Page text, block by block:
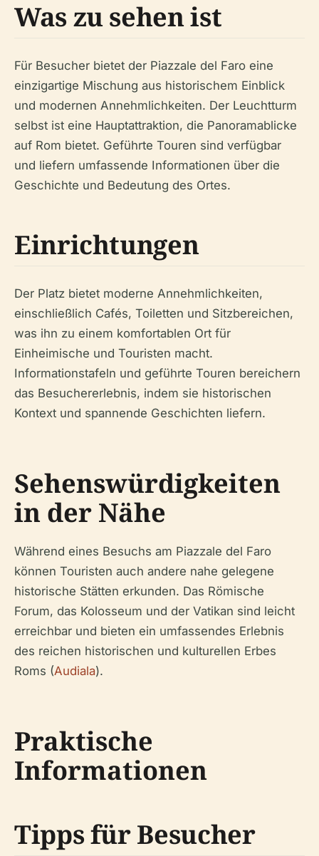
Was zu sehen ist
Für Besucher bietet der Piazzale del Faro eine
einzigartige Mischung aus historischem Einblick
und modernen Annehmlichkeiten. Der Leuchtturm
selbst ist eine Hauptattraktion, die Panoramablicke
auf Rom bietet. Geführte Touren sind verfügbar
und liefern umfassende Informationen über die
Geschichte und Bedeutung des Ortes.
Einrichtungen
Der Platz bietet moderne Annehmlichkeiten,
einschließlich Cafés, Toiletten und Sitzbereichen,
was ihn zu einem komfortablen Ort für
Einheimische und Touristen macht.
Informationstafeln und geführte Touren bereichern
das Besuchererlebnis, indem sie historischen
Kontext und spannende Geschichten liefern.
Sehenswürdigkeiten
in der Nähe
Während eines Besuchs am Piazzale del Faro
können Touristen auch andere nahe gelegene
historische Stätten erkunden. Das Römische
Forum, das Kolosseum und der Vatikan sind leicht
erreichbar und bieten ein umfassendes Erlebnis
des reichen historischen und kulturellen Erbes
Roms (Audiala).
Praktische
Informationen
Tipps für Besucher